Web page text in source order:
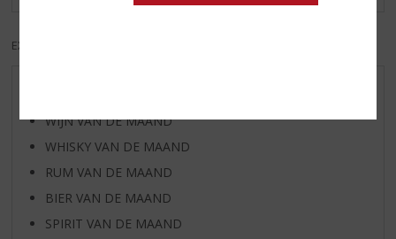
EXCL. BTW
WIJN VAN DE MAAND
WHISKY VAN DE MAAND
RUM VAN DE MAAND
BIER VAN DE MAAND
SPIRIT VAN DE MAAND